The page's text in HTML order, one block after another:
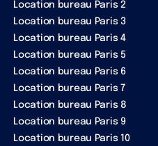
Location bureau Paris 2
Location bureau Paris 3
Location bureau Paris 4
Location bureau Paris 5
Location bureau Paris 6
Location bureau Paris 7
Location bureau Paris 8
Location bureau Paris 9
Location bureau Paris 10